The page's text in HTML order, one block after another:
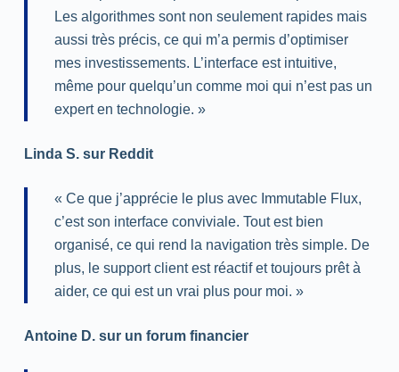
Les algorithmes sont non seulement rapides mais
aussi très précis, ce qui m’a permis d’optimiser
mes investissements. L’interface est intuitive,
même pour quelqu’un comme moi qui n’est pas un
expert en technologie. »
Linda S. sur Reddit
« Ce que j’apprécie le plus avec Immutable Flux,
c’est son interface conviviale. Tout est bien
organisé, ce qui rend la navigation très simple. De
plus, le support client est réactif et toujours prêt à
aider, ce qui est un vrai plus pour moi. »
Antoine D. sur un forum financier